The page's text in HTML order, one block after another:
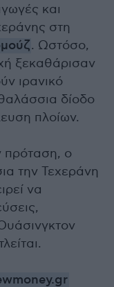
και
στη
. Ωστόσο,
ξεκαθάρισαν
ιρανικό
δίοδο
πλοίων.
πρόταση, ο
την Τεχεράνη
να